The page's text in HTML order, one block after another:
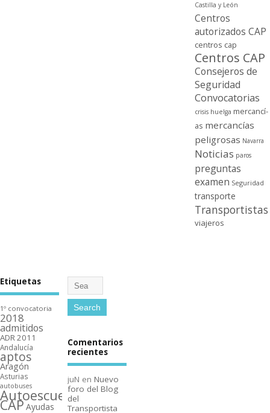
Castilla y León
Centros
autorizados CAP
centros cap
Centros CAP
Consejeros de
Seguridad
Convocatorias
crisis huelga mercancí­
as mercancí­as
peligrosas Navarra
Noticias paros
preguntas
examen Seguridad
transporte
Transportistas
viajeros
Etiquetas
1º convocatoria
2018
admitidos
ADR 2011
Andalucí­a
aptos
Aragón
Asturias
autobuses
Autoescuelas
CAPAyudas
Comentarios
recientes
juN en Nuevo
foro del Blog
del
Transportista